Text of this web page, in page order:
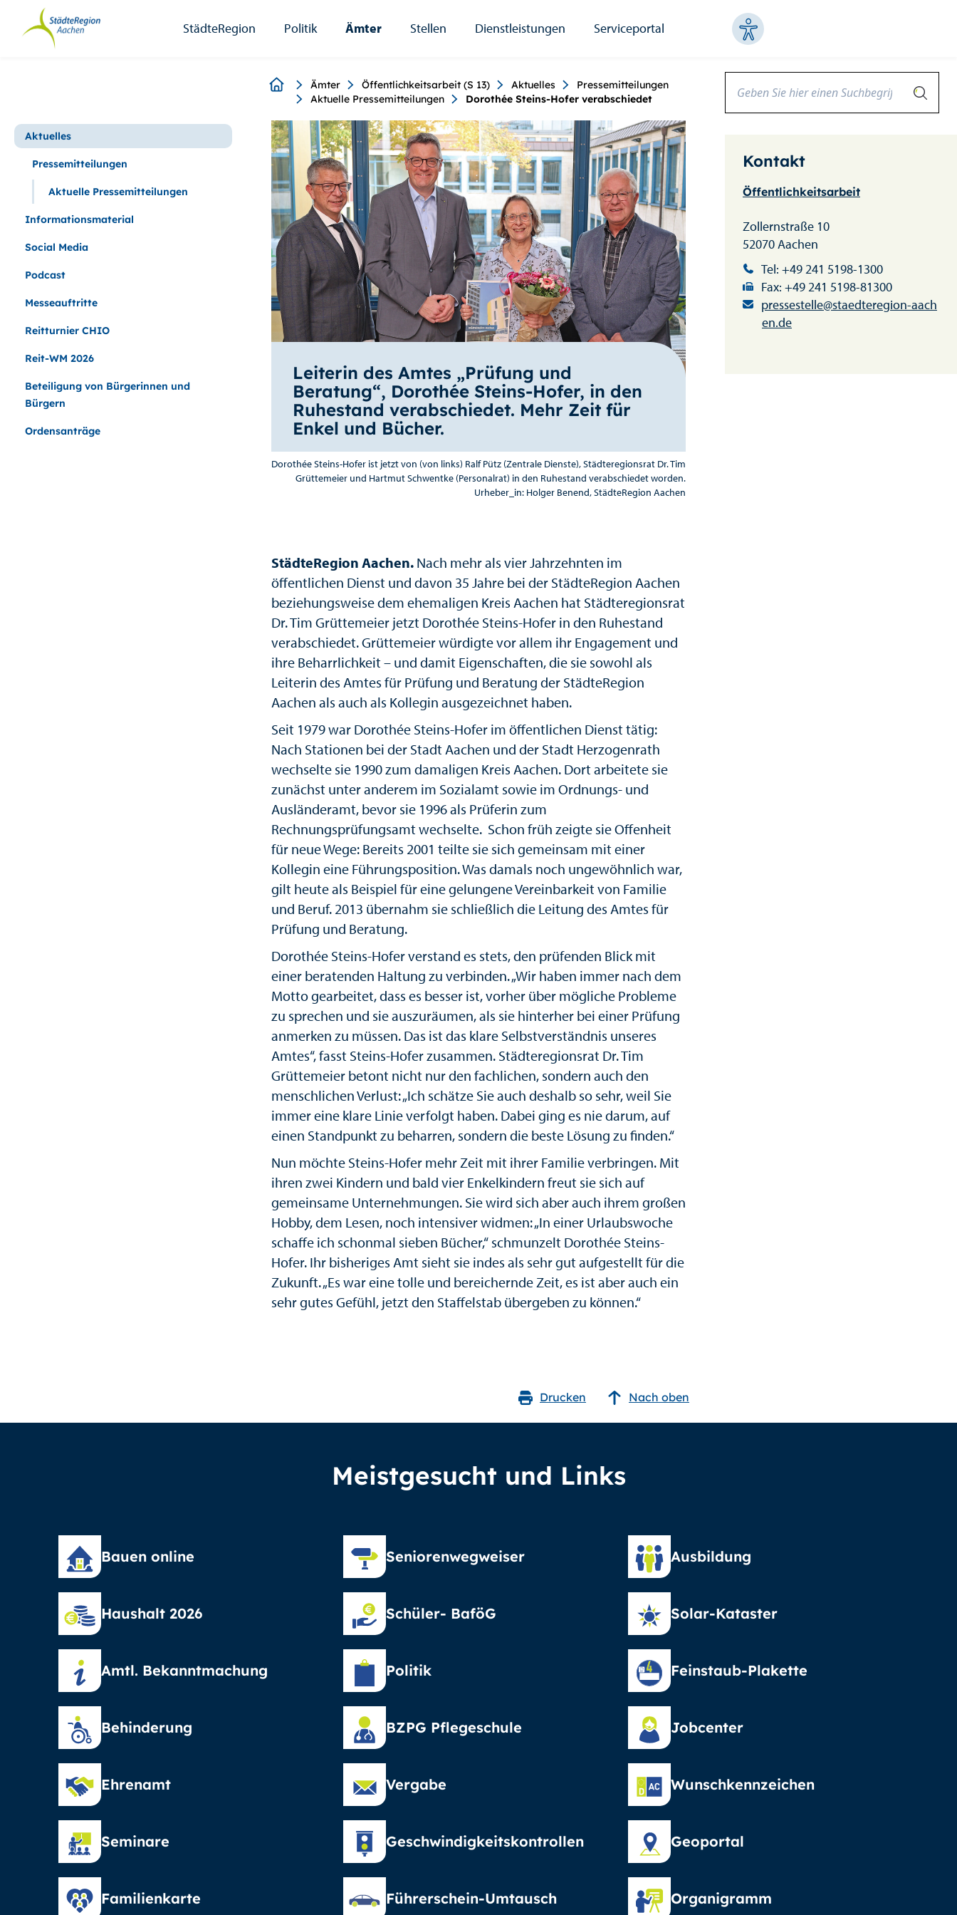
Seiteninhalt.
Hauptnavigation.
StädteRegion
StädteRegion Politik Ämter Stellen Dienstleistungen Serviceportal
Breadcrumb
Ämter Öffentlichkeitsarbeit (S 13) Aktuelles
Pressemitteilungen
Aktuelle Pressemitteilungen
Dorothée Steins-Hofer verabschiedet
Aktuelles
Pressemitteilungen
Aktuelle Pressemitteilungen
Informationsmaterial
Social Media
Podcast
Messeauftritte
Reitturnier CHIO
Reit-WM 2026
Beteiligung von Bürgerinnen und
Bürgern
Ordensanträge
Leiterin des Amtes „Prüfung und
Beratung“, Dorothée Steins-Hofer, in den
Ruhestand verabschiedet. Mehr Zeit für
Enkel und Bücher.
Dorothée Steins-Hofer ist jetzt von (von links) Ralf Pütz (Zentrale Dienste), Städteregionsrat Dr. Tim
Grüttemeier und Hartmut Schwentke (Personalrat) in den Ruhestand verabschiedet worden.
Urheber_in: Holger Benend, StädteRegion Aachen
StädteRegion Aachen. Nach mehr als vier Jahrzehnten im
öffentlichen Dienst und davon 35 Jahre bei der StädteRegion Aachen
beziehungsweise dem ehemaligen Kreis Aachen hat Städteregionsrat
Dr. Tim Grüttemeier jetzt Dorothée Steins-Hofer in den Ruhestand
verabschiedet. Grüttemeier würdigte vor allem ihr Engagement und
ihre Beharrlichkeit – und damit Eigenschaften, die sie sowohl als
Leiterin des Amtes für Prüfung und Beratung der StädteRegion
Aachen als auch als Kollegin ausgezeichnet haben.
Seit 1979 war Dorothée Steins-Hofer im öffentlichen Dienst tätig:
Nach Stationen bei der Stadt Aachen und der Stadt Herzogenrath
wechselte sie 1990 zum damaligen Kreis Aachen. Dort arbeitete sie
zunächst unter anderem im Sozialamt sowie im Ordnungs- und
Ausländeramt, bevor sie 1996 als Prüferin zum
Rechnungsprüfungsamt wechselte. Schon früh zeigte sie Offenheit
für neue Wege: Bereits 2001 teilte sie sich gemeinsam mit einer
Kollegin eine Führungsposition. Was damals noch ungewöhnlich war,
gilt heute als Beispiel für eine gelungene Vereinbarkeit von Familie
und Beruf. 2013 übernahm sie schließlich die Leitung des Amtes für
Prüfung und Beratung.
Dorothée Steins-Hofer verstand es stets, den prüfenden Blick mit
einer beratenden Haltung zu verbinden. „Wir haben immer nach dem
Motto gearbeitet, dass es besser ist, vorher über mögliche Probleme
zu sprechen und sie auszuräumen, als sie hinterher bei einer Prüfung
anmerken zu müssen. Das ist das klare Selbstverständnis unseres
Amtes“, fasst Steins-Hofer zusammen. Städteregionsrat Dr. Tim
Grüttemeier betont nicht nur den fachlichen, sondern auch den
menschlichen Verlust: „Ich schätze Sie auch deshalb so sehr, weil Sie
immer eine klare Linie verfolgt haben. Dabei ging es nie darum, auf
einen Standpunkt zu beharren, sondern die beste Lösung zu finden.“
Nun möchte Steins-Hofer mehr Zeit mit ihrer Familie verbringen. Mit
ihren zwei Kindern und bald vier Enkelkindern freut sie sich auf
gemeinsame Unternehmungen. Sie wird sich aber auch ihrem großen
Hobby, dem Lesen, noch intensiver widmen: „In einer Urlaubswoche
schaffe ich schonmal sieben Bücher,“ schmunzelt Dorothée Steins-
Hofer. Ihr bisheriges Amt sieht sie indes als sehr gut aufgestellt für die
Zukunft. „Es war eine tolle und bereichernde Zeit, es ist aber auch ein
sehr gutes Gefühl, jetzt den Staffelstab übergeben zu können.“
Nach oben
Drucken
Kontakt
Öffentlichkeitsarbeit
Zollernstraße 10
52070 Aachen
Tel: +49 241 5198-1300
Fax: +49 241 5198-81300
pressestelle@staedteregion-aach
en.de
Meistgesucht und Links
Bauen online Seniorenwegweiser Ausbildung
Haushalt 2026 Schüler- BaföG Solar-Kataster
Amtl. Bekanntmachung Politik Feinstaub-Plakette
Behinderung BZPG Pflegeschule Jobcenter
Ehrenamt Vergabe Wunschkennzeichen
Seminare Geschwindigkeitskontrollen Geoportal
Familienkarte Führerschein-Umtausch Organigramm